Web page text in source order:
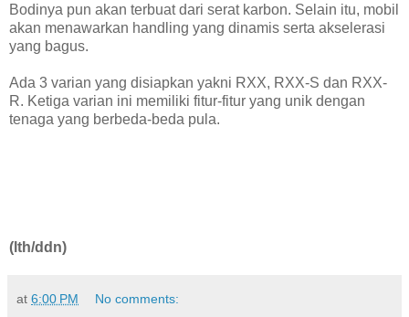
Bodinya pun akan terbuat dari serat karbon. Selain itu, mobil
akan menawarkan handling yang dinamis serta akselerasi
yang bagus.
Ada 3 varian yang disiapkan yakni RXX, RXX-S dan RXX-
R. Ketiga varian ini memiliki fitur-fitur yang unik dengan
tenaga yang berbeda-beda pula.
(lth/ddn)
at 6:00 PM No comments: